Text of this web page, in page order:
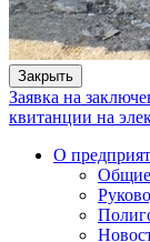
Закрыть
Заявка на
квитанции на
О
Общие